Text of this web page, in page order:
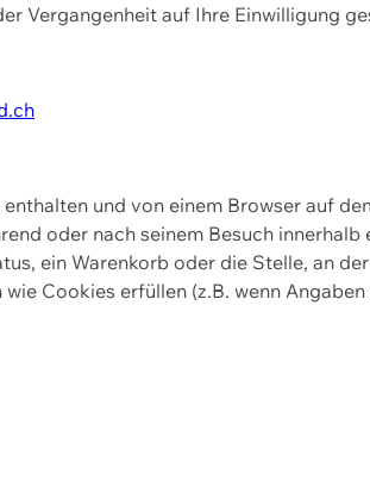
Vergangenheit auf Ihre Einwilligung
und von einem Browser auf
oder nach seinem Besuch innerhalb
ein Warenkorb oder die Stelle, an
Cookies erfüllen (z.B. wenn